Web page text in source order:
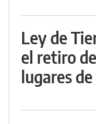
Ley de
el retiro
lugares